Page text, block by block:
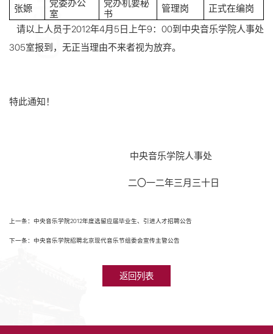
张嫄
党委办公
室
党办机要秘
书
管理岗
正式在编岗
请以上人员于2012年4月5日上午9：00到中央音乐学院人事处
305室报到，无正当理由不来者视为放弃。
特此通知！
中央音乐学院人事处
二〇一二年三月三十日
上一条：中央音乐学院2012年度选留应届毕业生、引进人才招聘公告
下一条：中央音乐学院招聘北京现代音乐节组委会宣传主管公告
返回列表